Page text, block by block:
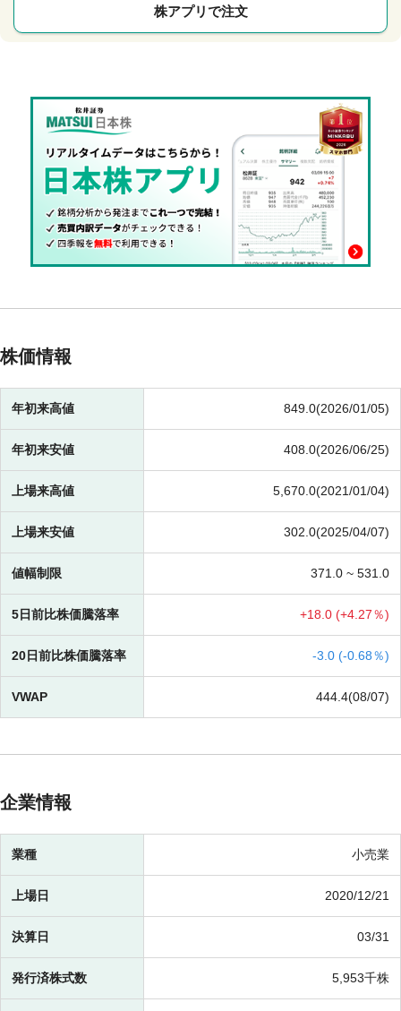
株アプリで注文
株価情報
年初来高値 849.0(2026/01/05)
年初来安値 408.0(2026/06/25)
上場来高値 5,670.0(2021/01/04)
上場来安値 302.0(2025/04/07)
値幅制限 371.0 ~ 531.0
5日前比株価騰落率 +18.0 (+4.27％)
20日前比株価騰落率 -3.0 (-0.68％)
VWAP 444.4(08/07)
企業情報
業種 小売業
上場日 2020/12/21
決算日 03/31
発行済株式数 5,953千株